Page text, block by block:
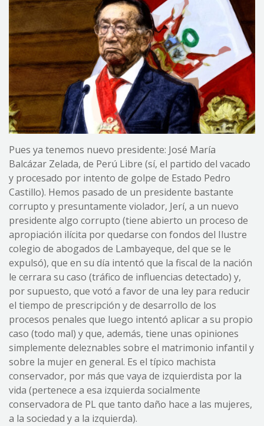
Pues ya tenemos nuevo presidente: José María
Balcázar Zelada, de Perú Libre (sí, el partido del vacado
y procesado por intento de golpe de Estado Pedro
Castillo). Hemos pasado de un presidente bastante
corrupto y presuntamente violador, Jerí, a un nuevo
presidente algo corrupto (tiene abierto un proceso de
apropiación ilícita por quedarse con fondos del Ilustre
colegio de abogados de Lambayeque, del que se le
expulsó), que en su día intentó que la fiscal de la nación
le cerrara su caso (tráfico de influencias detectado) y,
por supuesto, que votó a favor de una ley para reducir
el tiempo de prescripción y de desarrollo de los
procesos penales que luego intentó aplicar a su propio
caso (todo mal) y que, además, tiene unas opiniones
simplemente deleznables sobre el matrimonio infantil y
sobre la mujer en general. Es el típico machista
conservador, por más que vaya de izquierdista por la
vida (pertenece a esa izquierda socialmente
conservadora de PL que tanto daño hace a las mujeres,
a la sociedad y a la izquierda).